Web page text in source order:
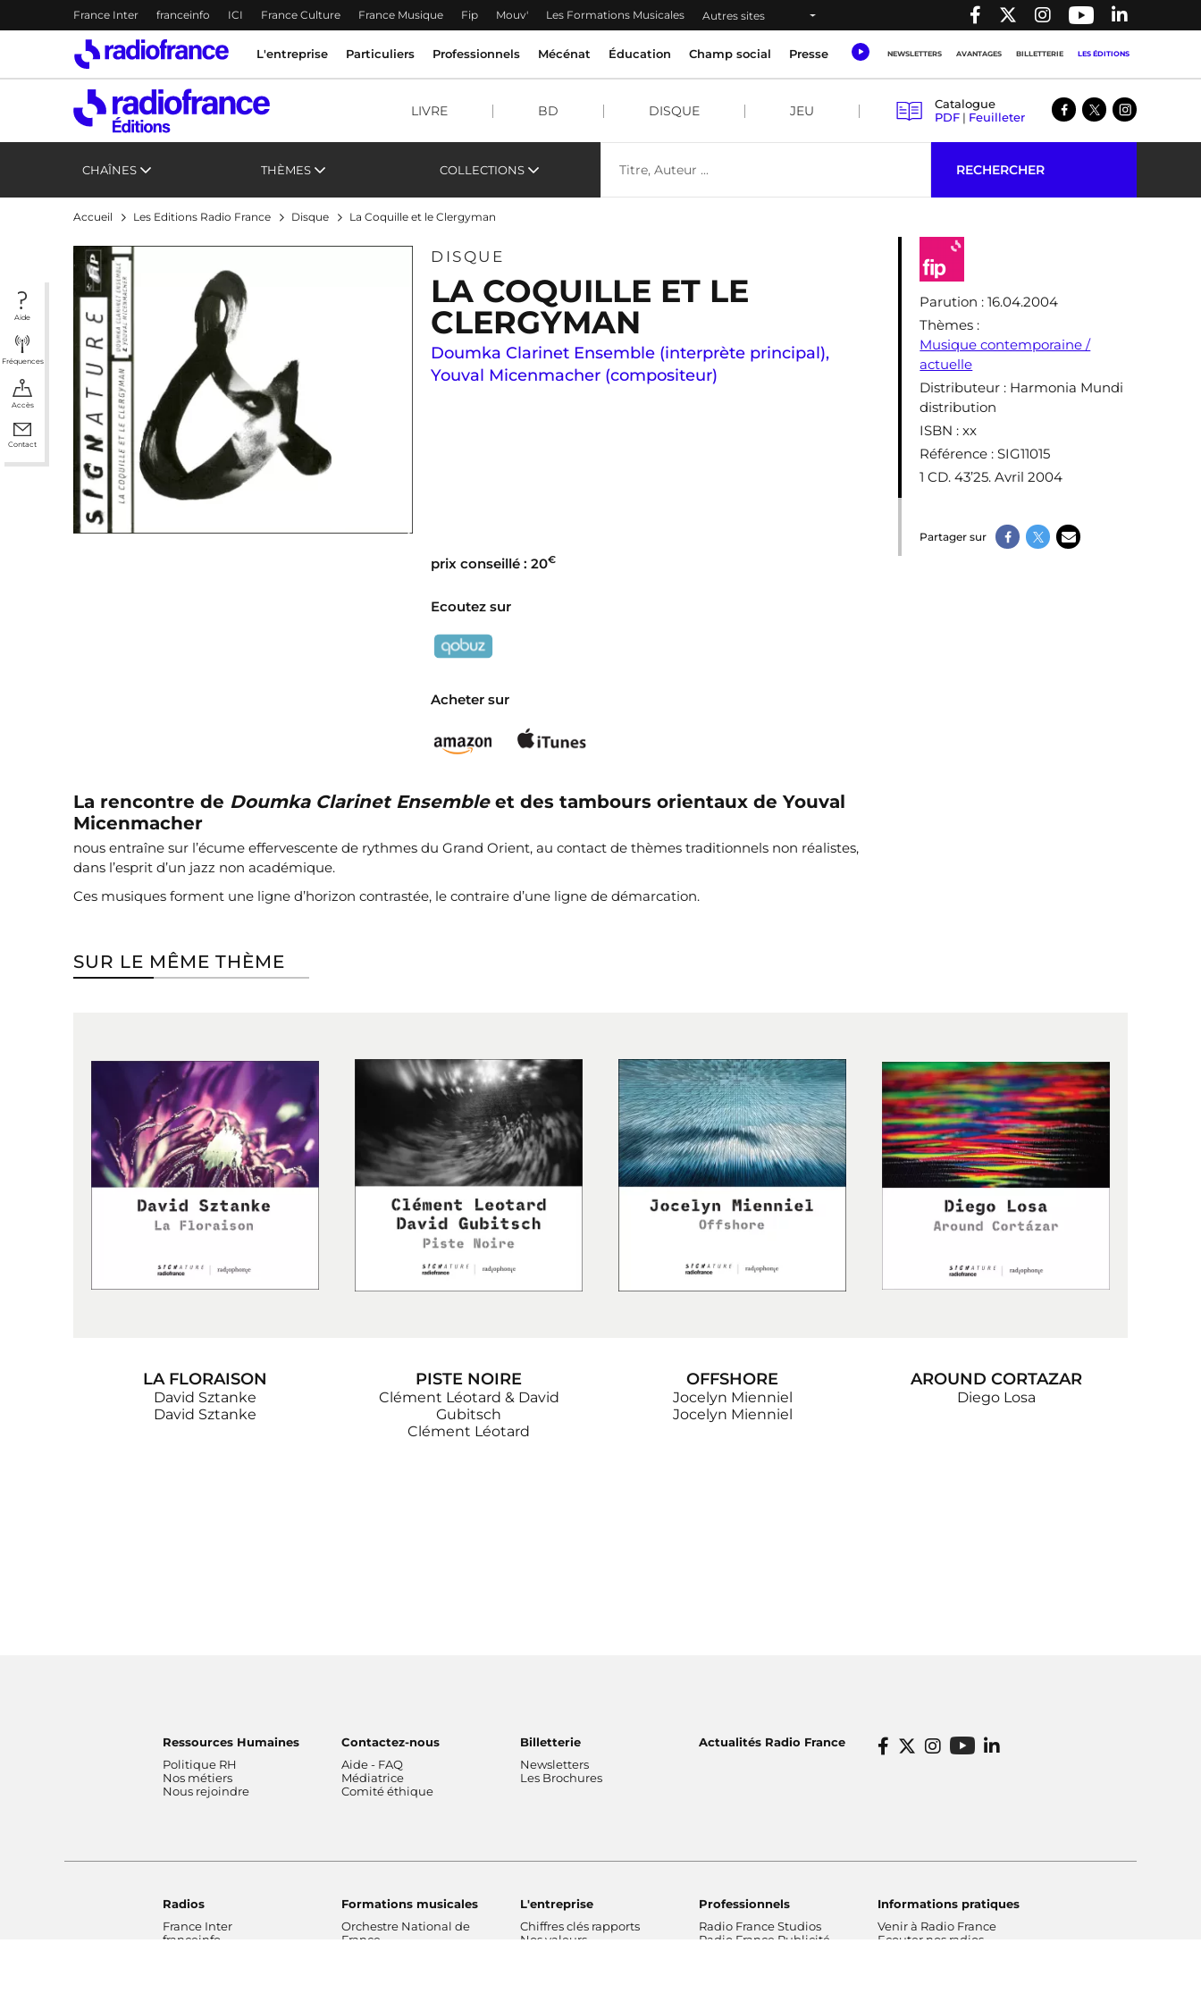
Accès direct :
Menu principal
France Inter franceinfo ICI France Culture France Musique Fip Mouv' Les Formations Musicales Autres sites
Menu principal
L'entreprise Particuliers Professionnels Mécénat Éducation Champ social Presse NEWSLETTERS AVANTAGES BILLETTERIE LES ÉDITIONS
LIVRE BD DISQUE JEU
Catalogue
PDF | Feuilleter
CHAÎNES THÈMES COLLECTIONS RECHERCHER
Aide
Fréquences
Accès
Contact
Accueil Les Editions Radio France Disque La Coquille et le Clergyman
DISQUE
LA COQUILLE ET LE
CLERGYMAN
Doumka Clarinet Ensemble (interprète principal),
Youval Micenmacher (compositeur)
Parution : 16.04.2004
Thèmes :
Musique contemporaine /
actuelle
Distributeur : Harmonia Mundi
distribution
ISBN : xx
Référence : SIG11015
1 CD. 43’25. Avril 2004
Partager sur
prix conseillé : 20€
Ecoutez sur
Acheter sur
La rencontre de Doumka Clarinet Ensembleet des tambours orientaux de Youval
Micenmacher
nous entraîne sur l’écume effervescente de rythmes du Grand Orient, au contact de thèmes traditionnels non réalistes,
dans l’esprit d’un jazz non académique.
Ces musiques forment une ligne d’horizon contrastée, le contraire d’une ligne de démarcation.
SUR LE MÊME THÈME
LA FLORAISON
David Sztanke
David Sztanke
PISTE NOIRE
Clément Léotard & David
Gubitsch
Clément Léotard
OFFSHORE
Jocelyn Mienniel
Jocelyn Mienniel
AROUND CORTAZAR
Diego Losa
Ressources Humaines
Politique RH
Nos métiers
Nous rejoindre
Contactez-nous
Aide - FAQ
Médiatrice
Comité éthique
Billetterie
Newsletters
Les Brochures
Actualités Radio France
Radios
France Inter
franceinfo
Formations musicales
Orchestre National de
France
L'entreprise
Chiffres clés rapports
Nos valeurs
Professionnels
Radio France Studios
Radio France Publicité
Informations pratiques
Venir à Radio France
Ecouter nos radios